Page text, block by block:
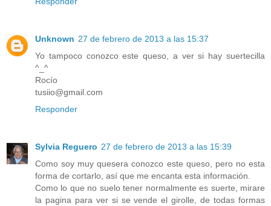
Unknown 27 de febrero de 2013 a las 15:37
Yo tampoco conozco este queso, a ver si hay suertecilla
^_^
Rocío
tusiio@gmail.com
Responder
Sylvia Reguero 27 de febrero de 2013 a las 15:39
Como soy muy quesera conozco este queso, pero no esta
forma de cortarlo, así que me encanta esta información.
Como lo que no suelo tener normalmente es suerte, mirare
la pagina para ver si se vende el girolle, de todas formas